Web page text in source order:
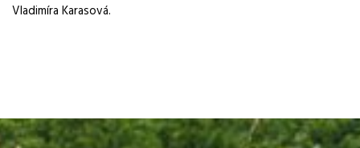
Vladimíra Karasová.